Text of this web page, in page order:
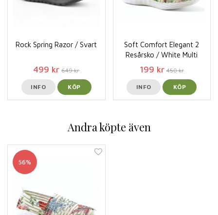
Rock Spring Razor / Svart
499 kr 649 kr
INFO KÖP
Soft Comfort Elegant 2
Resårsko / White Multi
199 kr 450 kr
INFO KÖP
Andra köpte även
56%